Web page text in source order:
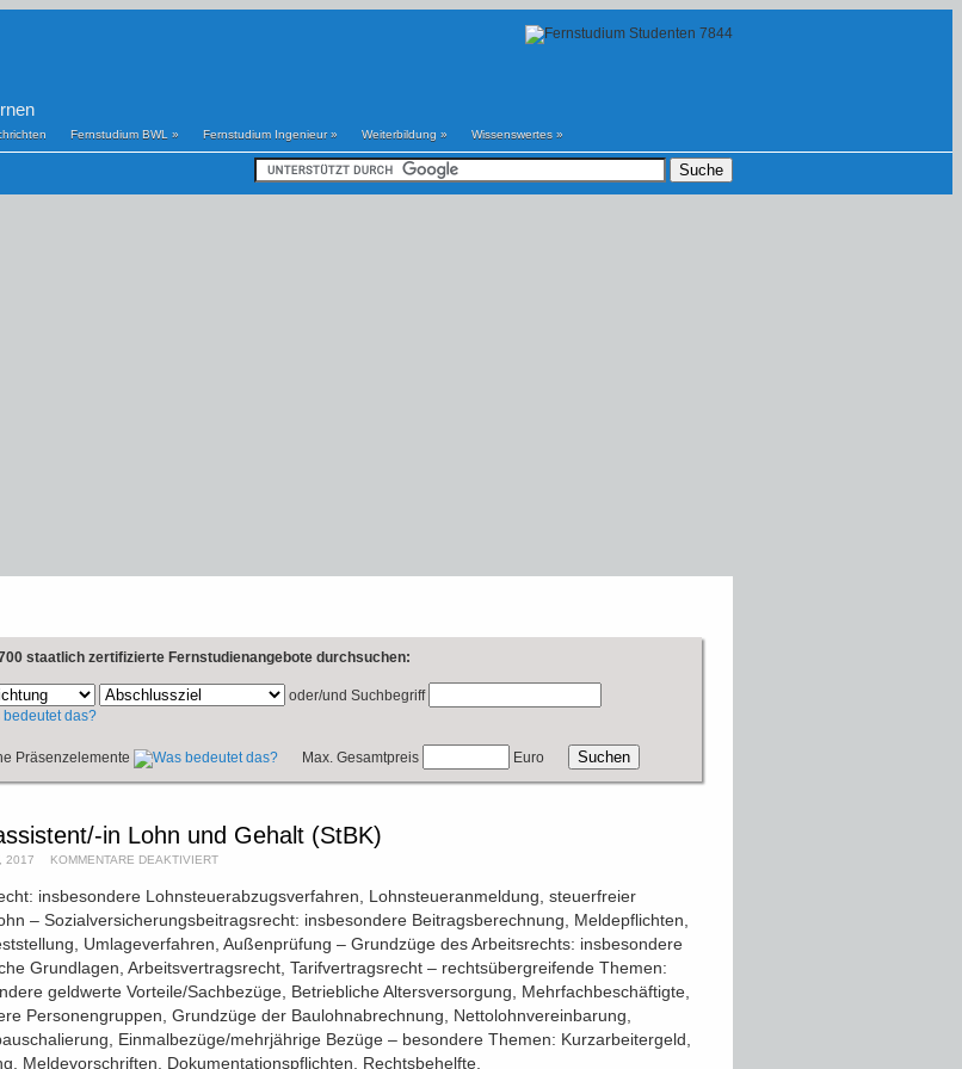
Fernstudium BWL » Fernstudium Ingenieur» Weiterbildung » Wissenswertes »
staatlich zertifizierte Fernstudienangebote durchsuchen:
oder/und Suchbegriff
Präsenzelemente Max. Gesamtpreis Euro
in Lohn und Gehalt (StBK)
2017 KOMMENTARE DEAKTIVIERT
insbesondere Lohnsteuerabzugsverfahren, Lohnsteueranmeldung, steuerfreier
– Sozialversicherungsbeitragsrecht: insbesondere Beitragsberechnung, Meldepflichten,
Umlageverfahren, Außenprüfung – Grundzüge des Arbeitsrechts: insbesondere
Grundlagen, Arbeitsvertragsrecht, Tarifvertragsrecht – rechtsübergreifende Themen:
geldwerte Vorteile/Sachbezüge, Betriebliche Altersversorgung, Mehrfachbeschäftigte,
Personengruppen, Grundzüge der Baulohnabrechnung, Nettolohnvereinbarung,
Einmalbezüge/mehrjährige Bezüge – besondere Themen: Kurzarbeitergeld,
Meldevorschriften, Dokumentationspflichten, Rechtsbehelfte,